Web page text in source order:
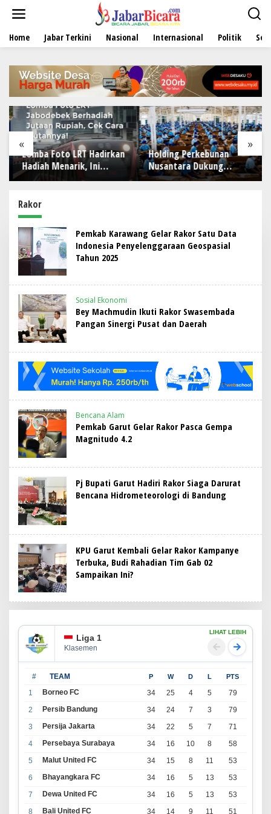
t
Home Jabar Terkini Nasional Internasional Politik
« »
Lomba Foto LRT Hadirkan
Hadiah Menarik, Ini
Syaratnya
Holding Perkebunan
Nusantara Dukung
Penciptaan Lapangan
Rakor
Pemkab Karawang Gelar Rakor Satu Data
Indonesia Penyelenggaraan Geospasial
Tahun 2025
Sosial Ekonomi
Bey Machmudin Ikuti Rakor Swasembada
Pangan Sinergi Pusat dan Daerah
Bencana Alam
Pemkab Garut Gelar Rakor Pasca Gempa
Magnitudo 4.2
Pj Bupati Garut Hadiri Rakor Siaga Darurat
Bencana Hidrometeorologi di Bandung
KPU Garut Kembali Gelar Rakor Kampanye
Terbuka, Budi Rahadian Tim Gab 02
Sampaikan Ini?
Liga 1
Klasemen
LIHAT LEBIH
# TEAM P W D L PTS
1 Borneo FC 34 25 4 5
79
2
Persib Bandung 34 24 7 3
79
3
Persija Jakarta 34 22 5 7
71
4
Persebaya Surabaya 34 16 10 8
58
5
Malut United FC 34 15 8 11
53
6
Bhayangkara FC 34 16 5 13
53
7
Dewa United FC 34 16 5 13
53
8
Bali United FC 34 14 9 11
51